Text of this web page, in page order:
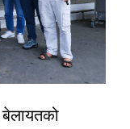
बेलायतको